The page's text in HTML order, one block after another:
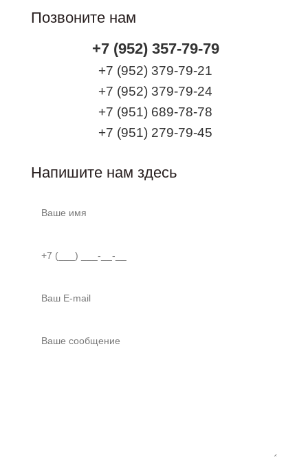
Позвоните нам
+7 (952) 357-79-79
+7 (952) 379-79-21
+7 (952) 379-79-24
+7 (951) 689-78-78
+7 (951) 279-79-45
Напишите нам здесь